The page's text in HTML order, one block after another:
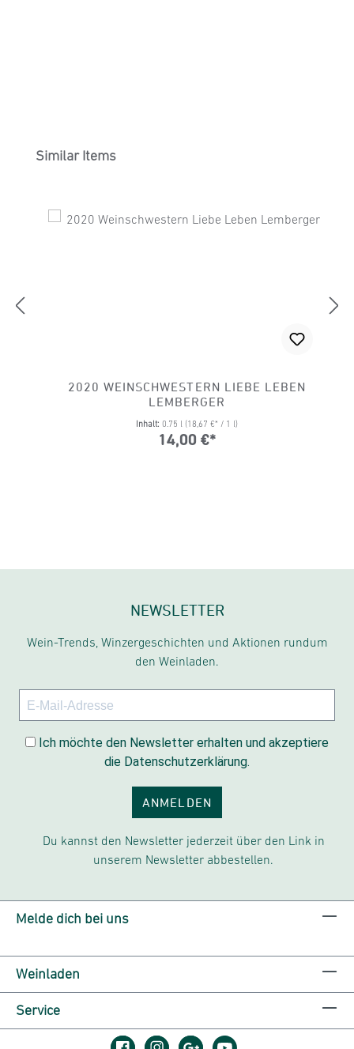
Produktgalerie überspringen
Similar Items
2020 WEINSCHWESTERN LIEBE LEBEN
LEMBERGER
Inhalt: 0.75 l (18,67 €* / 1 l)
14,00 €*
NEWSLETTER
Wein-Trends, Winzergeschichten und Aktionen rundum
den Weinladen.
Ich möchte den Newsletter erhalten und akzeptiere
die Datenschutzerklärung.
ANMELDEN
Du kannst den Newsletter jederzeit über den Link in
unserem Newsletter abbestellen.
Melde dich bei uns
Weinladen
Service